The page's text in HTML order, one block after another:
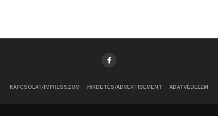
KAPCSOLAT/IMPRESSZUM HIRDETÉS/ADVERTISEMENT ADATVÉDELEM